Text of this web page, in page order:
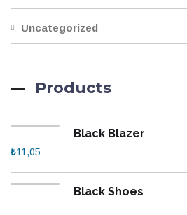
Uncategorized
Products
Black Blazer
₺11,05
Black Shoes